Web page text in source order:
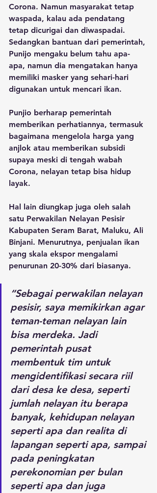
Corona. Namun masyarakat tetap
waspada, kalau ada pendatang
tetap dicurigai dan diwaspadai.
Sedangkan bantuan dari pemerintah,
Punijo mengaku belum tahu apa-
apa, namun dia mengatakan hanya
memiliki masker yang sehari-hari
digunakan untuk mencari ikan.
Punjio berharap pemerintah
memberikan perhatiannya, termasuk
bagaimana mengelola harga yang
anjlok atau memberikan subsidi
supaya meski di tengah wabah
Corona, nelayan tetap bisa hidup
layak.
Hal lain diungkap juga oleh salah
satu Perwakilan Nelayan Pesisir
Kabupaten Seram Barat, Maluku, Ali
Binjani. Menurutnya, penjualan ikan
yang skala ekspor mengalami
penurunan 20-30% dari biasanya.
“Sebagai perwakilan nelayan
pesisir, saya memikirkan agar
teman-teman nelayan lain
bisa merdeka. Jadi
pemerintah pusat
membentuk tim untuk
mengidentifikasi secara riil
dari desa ke desa, seperti
jumlah nelayan itu berapa
banyak, kehidupan nelayan
seperti apa dan realita di
lapangan seperti apa, sampai
pada peningkatan
perekonomian per bulan
seperti apa dan juga